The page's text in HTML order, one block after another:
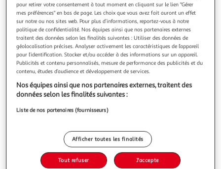
VIDAXL
Cloison de separation 5 panneaux Noir 200 x 170 x 4
cm Tissu
Cette cloison de separation autoportante et elegante a 5
panneaux peut etre utilisee pour la decoration ou comme
cloison de separation. Elle est parfaite a placer dans la
ou pour separer une partie d'une piece. De plus, compose
d'un cadre en b
En savoir +
Vous voulez connaître le prix de ce produit ?
Afficher le prix
Description
pour retirer votre consentement à tout moment en cliquant sur le lien "Gérer
mes préférences" en bas de page. Les choix que vous avez fait auront un effet
sur notre ou nos sites web. Pour plus d’informations, reportez-vous à notre
politique de confidentialité. Nos équipes ainsi que nos partenaires externes
traitent des données selon les finalités suivantes : Utiliser des données de
géolocalisation précises. Analyser activement les caractéristiques de l’appareil
pour l’identification. Stocker et/ou accéder à des informations sur un appareil.
Publicités et contenu personnalisés, mesure de performance des publicités et du
contenu, études d’audience et développement de services.
Nos équipes ainsi que nos partenaires externes, traitent des
données selon les finalités suivantes :
Liste de nos partenaires (fournisseurs)
Afficher toutes les finalités
Tout refuser J'accepte